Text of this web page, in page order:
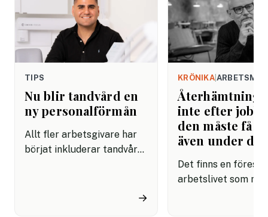
TIPS
Nu blir tandvård en
ny personalförmån
Allt fler arbetsgivare har
börjat inkluderar tandvård i
miljon svenskar uppger att
→
KRÖNIKA|
Återhämtning
inte efter
den måste få
även under
Det finns en
arbetslivet som